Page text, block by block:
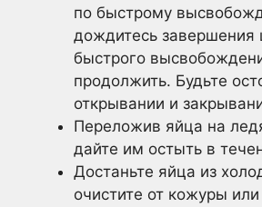
по быстрому
дождитесь завершения
быстрого
продолжить. Будьте
открывании и
Переложив яйца на
дайте им остыть в
Достаньте яйца из
очистите от кожуры или